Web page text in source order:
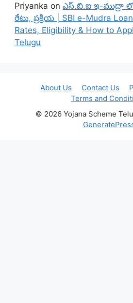
Priyanka on ఎస్.బి.ఐ ఇ-ముద్రా
రేటు, ప్రక్రియ | SBI e-Mudra
Rates, Eligibility & How to
Telugu
About Us Contact Us
Terms and
© 2026 Yojana Scheme